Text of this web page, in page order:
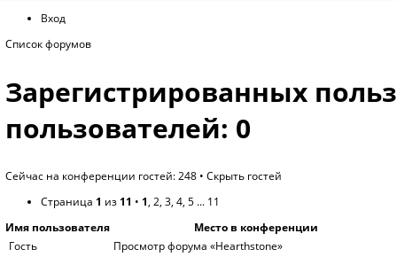
Вход
Список форумов
Зарегистрированных
пользователей: 0
Сейчас на конференции гостей: 248 • Скрыть гостей
Страница 1 из 11 • 1, 2, 3, 4, 5 ... 11
Имя пользователя
Место в конференции
Гость
Просмотр форума «Hearthstone»